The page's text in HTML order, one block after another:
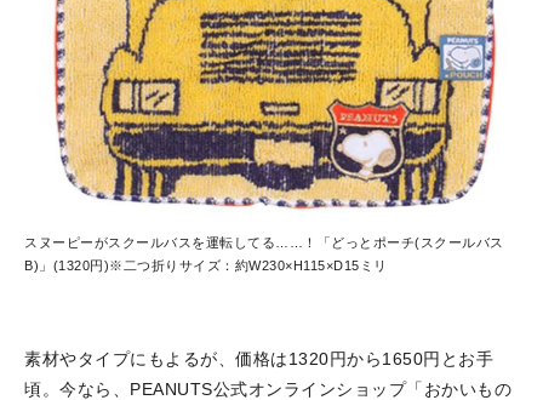
スヌーピーがスクールバスを運転してる……！「どっとポーチ(スクールバス
B)」(1320円)※二つ折りサイズ：約W230×H115×D15ミリ
素材やタイプにもよるが、価格は1320円から1650円とお手
頃。今なら、PEANUTS公式オンラインショップ「おかいもの